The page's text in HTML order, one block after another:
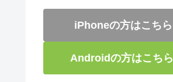
iPhoneの方はこちら
Androidの方はこちら